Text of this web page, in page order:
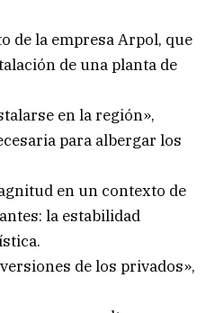
de la empresa Arpol, que
de una planta de
en la región»,
para albergar los
en un contexto de
la estabilidad
de los privados»,